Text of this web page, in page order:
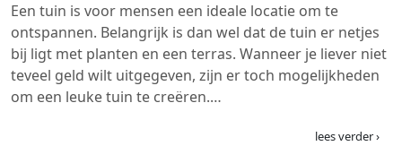
Een tuin is voor mensen een ideale locatie om te
ontspannen. Belangrijk is dan wel dat de tuin er netjes
bij ligt met planten en een terras. Wanneer je liever niet
teveel geld wilt uitgegeven, zijn er toch mogelijkheden
om een leuke tuin te creëren.…
lees verder ›